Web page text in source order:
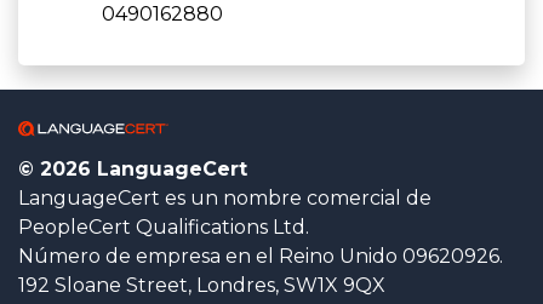
0490162880
© 2026 LanguageCert
LanguageCert es un nombre comercial de
PeopleCert Qualifications Ltd.
Número de empresa en el Reino Unido 09620926.
192 Sloane Street, Londres, SW1X 9QX